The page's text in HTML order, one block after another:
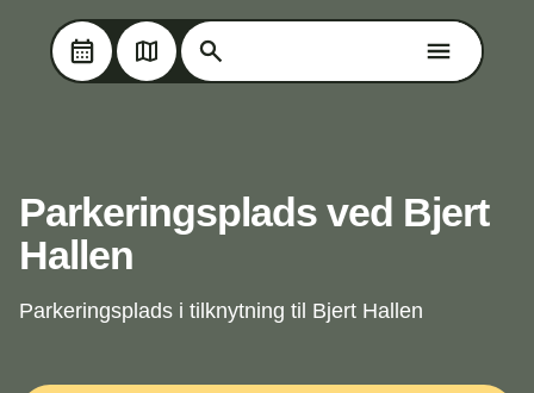
Skip til hovedindholdet
Søg på Oplev Kolding
Søg på Oplev Kolding
Parkeringsplads ved Bjert
Hallen
Parkeringsplads i tilknytning til Bjert Hallen